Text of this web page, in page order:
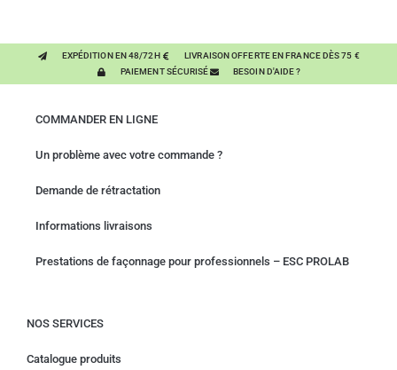
EXPÉDITION EN 48/72H
LIVRAISON OFFERTE EN FRANCE DÈS 75 €
PAIEMENT SÉCURISÉ
BESOIN D'AIDE ?
COMMANDER EN LIGNE
Un problème avec votre commande ?
Demande de rétractation
Informations livraisons
Prestations de façonnage pour professionnels – ESC PROLAB
NOS SERVICES
Catalogue produits